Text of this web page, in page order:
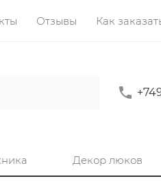
Отзывы Как
Декор люков